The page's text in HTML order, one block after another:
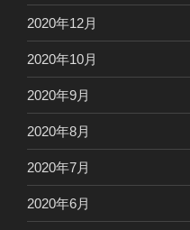
2020年12月
2020年10月
2020年9月
2020年8月
2020年7月
2020年6月